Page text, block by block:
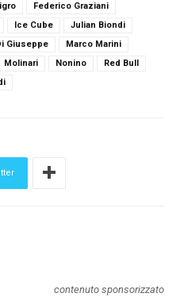
Federico Graziani
Ice Cube
Julian Biondi
Giuseppe
Marco Marini
Molinari Nonino
Red Bull
contenuto sponsorizzato